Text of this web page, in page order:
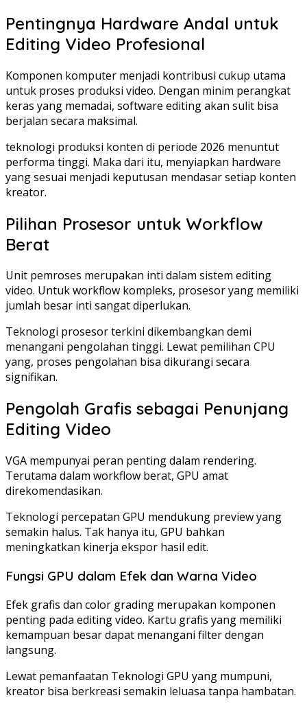
Pentingnya Hardware Andal untuk
Editing Video Profesional
Komponen komputer menjadi kontribusi cukup utama
untuk proses produksi video. Dengan minim perangkat
keras yang memadai, software editing akan sulit bisa
berjalan secara maksimal.
teknologi produksi konten di periode 2026 menuntut
performa tinggi. Maka dari itu, menyiapkan hardware
yang sesuai menjadi keputusan mendasar setiap konten
kreator.
Pilihan Prosesor untuk Workflow
Berat
Unit pemroses merupakan inti dalam sistem editing
video. Untuk workflow kompleks, prosesor yang memiliki
jumlah besar inti sangat diperlukan.
Teknologi prosesor terkini dikembangkan demi
menangani pengolahan tinggi. Lewat pemilihan CPU
yang, proses pengolahan bisa dikurangi secara
signifikan.
Pengolah Grafis sebagai Penunjang
Editing Video
VGA mempunyai peran penting dalam rendering.
Terutama dalam workflow berat, GPU amat
direkomendasikan.
Teknologi percepatan GPU mendukung preview yang
semakin halus. Tak hanya itu, GPU bahkan
meningkatkan kinerja ekspor hasil edit.
Fungsi GPU dalam Efek dan Warna Video
Efek grafis dan color grading merupakan komponen
penting pada editing video. Kartu grafis yang memiliki
kemampuan besar dapat menangani filter dengan
langsung.
Lewat pemanfaatan Teknologi GPU yang mumpuni,
kreator bisa berkreasi semakin leluasa tanpa hambatan.